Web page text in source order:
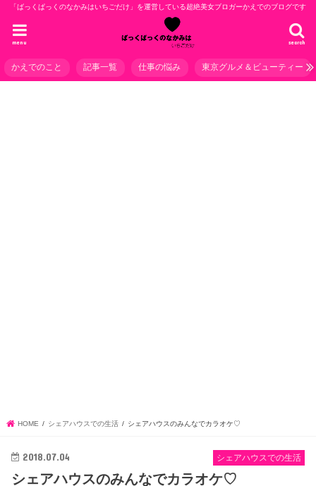
「ばっくぱっくのなかみはいちごだけ」を運営している超絶美女ブロガーかえでのブログです
search
menu
かえでのこと 記事一覧 仕事の悩み 東京グルメ＆ビューティー
HOME シェアハウスでの生活 シェアハウスのみんなでカラオケ♡
シェアハウスでの生活
2018.07.04
シェアハウスのみんなでカラオケ♡